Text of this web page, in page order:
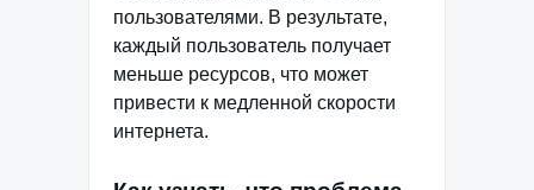
пользователями. В результате,
каждый пользователь получает
меньше ресурсов, что может
привести к медленной скорости
интернета.